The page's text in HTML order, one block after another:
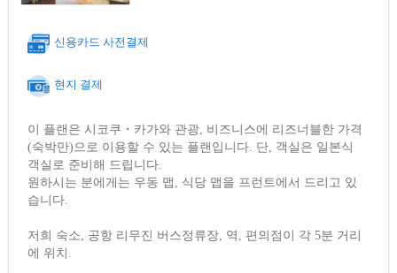
신용카드 사전결제
현지 결제
이 플랜은 시코쿠・카가와 관광, 비즈니스에 리즈너블한 가격
(숙박만)으로 이용할 수 있는 플랜입니다. 단, 객실은 일본식
객실로 준비해 드립니다.
원하시는 분에게는 우동 맵, 식당 맵을 프런트에서 드리고 있
습니다.
저희 숙소, 공항 리무진 버스정류장, 역, 편의점이 각 5분 거리
에 위치.